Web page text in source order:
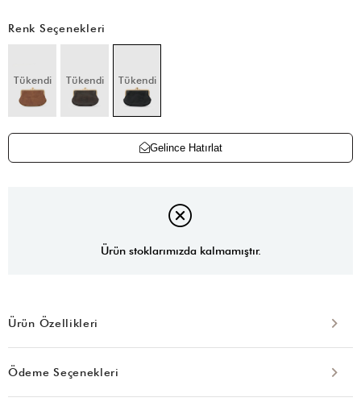
Renk Seçenekleri
Tükendi Tükendi Tükendi
Gelince Hatırlat
Ürün stoklarımızda kalmamıştır.
Ürün Özellikleri
Ödeme Seçenekleri